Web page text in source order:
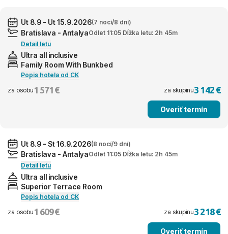
Ut 8.9 - Ut 15.9.2026(7 nocí/8 dní)
Bratislava - AntalyaOdlet 11:05 Dĺžka letu: 2h 45m
Detail letu
Ultra all inclusive
Family Room With Bunkbed
Popis hotela od CK
za osobu 1 571 € za skupinu3 142 €
Overiť termín
Ut 8.9 - St 16.9.2026(8 nocí/9 dní)
Bratislava - AntalyaOdlet 11:05 Dĺžka letu: 2h 45m
Detail letu
Ultra all inclusive
Superior Terrace Room
Popis hotela od CK
za osobu 1 609 € za skupinu3 218 €
Overiť termín